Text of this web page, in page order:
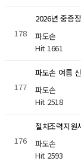
178
2026년 중증
파도손
Hit
177
파도손 여름
파도손
Hit
176
절차조력지원
파도손
Hit